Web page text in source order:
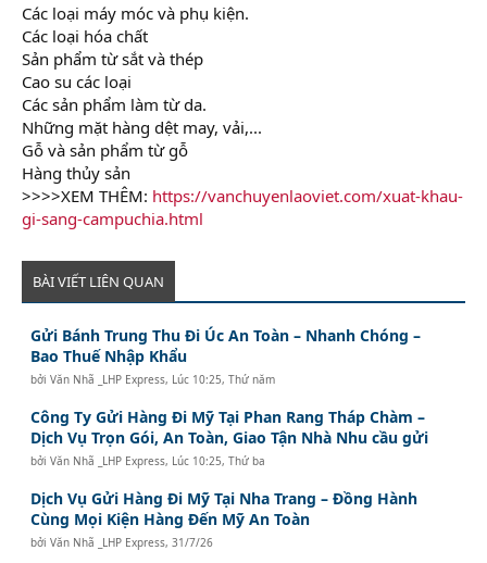
Các loại máy móc và phụ kiện.
Các loại hóa chất
Sản phẩm từ sắt và thép
Cao su các loại
Các sản phẩm làm từ da.
Những mặt hàng dệt may, vải,...
Gỗ và sản phẩm từ gỗ
Hàng thủy sản
>>>>XEM THÊM: https://vanchuyenlaoviet.com/xuat-khau-
gi-sang-campuchia.html
BÀI VIẾT LIÊN QUAN
Gửi Bánh Trung Thu Đi Úc An Toàn – Nhanh Chóng –
Bao Thuế Nhập Khẩu
bởiVăn Nhã _LHP Express, Lúc 10:25, Thứ năm
Công Ty Gửi Hàng Đi Mỹ Tại Phan Rang Tháp Chàm –
Dịch Vụ Trọn Gói, An Toàn, Giao Tận Nhà Nhu cầu gửi
bởiVăn Nhã _LHP Express, Lúc 10:25, Thứ ba
Dịch Vụ Gửi Hàng Đi Mỹ Tại Nha Trang – Đồng Hành
Cùng Mọi Kiện Hàng Đến Mỹ An Toàn
bởiVăn Nhã _LHP Express,31/7/26